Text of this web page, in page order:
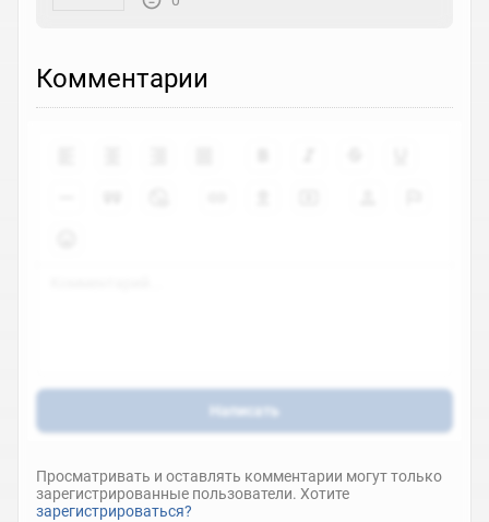
Комментарии
Написать
Просматривать и оставлять комментарии могут только
зарегистрированные пользователи. Хотите
зарегистрироваться?